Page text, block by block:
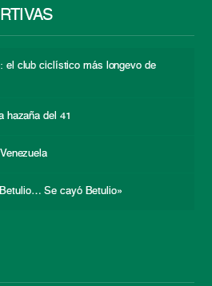
el club ciclístico más longevo de
hazaña del 41
Se cayó Betulio»